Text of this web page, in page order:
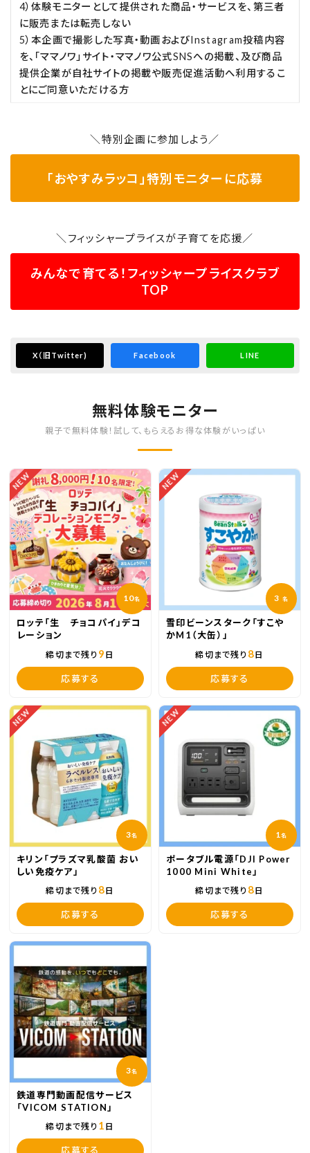
4）体験モニターとして提供された商品・サービスを、第三者
に販売または転売しない
5）本企画で撮影した写真・動画およびInstagram投稿内容
を、「ママノワ」サイト・ママノワ公式SNSへの掲載、及び商品
提供企業が自社サイトの掲載や販売促進活動へ利用するこ
とにご同意いただける方
＼特別企画に参加しよう／
「おやすみラッコ」特別モニターに応募
＼フィッシャープライスが子育てを応援／
みんなで育てる！フィッシャープライスクラブ
TOP
X （旧Twitter) Facebook LINE
無料体験モニター
親子で無料体験！試して、もらえるお得な体験がいっぱい
NEW
10名
ロッテ「生 チョコパイ」デコ
レーション
締切まで残り 9 日
応募する
NEW
3 名
雪印ビーンスターク「すこや
かM1（大缶）」
締切まで残り 8日
応募する
NEW
3名
キリン「プラズマ乳酸菌 おい
しい免疫ケア」
締切まで残り 8日
応募する
NEW
1 名
ポータブル電源「DJI Power
1000 Mini White」
締切まで残り 8日
応募する
3名
鉄道専門動画配信サービス
「VICOM STATION」
締切まで残り 1 日
応募する